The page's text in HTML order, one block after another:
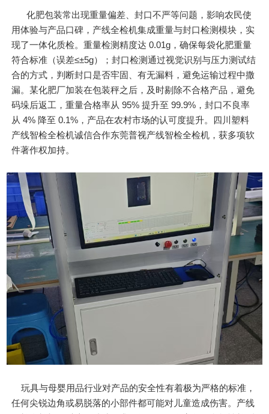
化肥包装常出现重量偏差、封口不严等问题，影响农民使
用体验与产品口碑，产线全检机集成重量与封口检测模块，实
现了一体化质检。重量检测精度达 0.01g，确保每袋化肥重量
符合标准（误差≤±5g）；封口检测通过视觉识别与压力测试结
合的方式，判断封口是否牢固、有无漏料，避免运输过程中撒
漏。某化肥厂加装在包装秤之后，及时剔除不合格产品，避免
码垛后返工，重量合格率从 95% 提升至 99.9%，封口不良率
从 4% 降至 0.1%，产品在农村市场的认可度提升。四川塑料
产线智检全检机诚信合作东莞普视产线智检全检机，获多项软
件著作权加持。
玩具与母婴用品行业对产品的安全性有着极为严格的标准，
任何尖锐边角或易脱落的小部件都可能对儿童造成伤害。产线